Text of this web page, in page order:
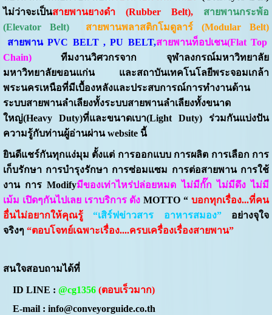
ไม่ว่าจะเป็นสายพานยางดำ (Rubber Belt), สายพานกระพ้อ
(Elevator Belt) สายพานพลาสติกโมดูลาร์ (Modular Belt)
สายพาน PVC BELT , PU BELT,สายพานท็อปเชน(Flat Top
Chain)ทีมงานวิศวกรจาก จุฬาลงกรณ์มหาวิทยาลัย
มหาวิทยาลัยขอนแก่น และสถาบันเทคโนโลยีพระจอมเกล้า
พระนครเหนือที่มีเบื้องหลังและประสบการณ์การทำงานด้าน
ระบบสายพานลำเลียงทั้งระบบสายพานลำเลียงทั้งขนาด
ใหญ่(Heavy Duty)ที่และขนาดเบา(Light Duty) ร่วมกันแบ่งปัน
ความรู้กับท่านผู้อ่านผ่าน website นี้
ยินดีแชร์กันทุกแง่มุม ตั้งแต่ การออกแบบ การผลิต การเลือก การ
เก็บรักษา การบำรุงรักษา การซ่อมแซม การต่อสายพาน การใช้
งาน การ Modifyมีของเท่าไหร่ปล่อยหมด ไม่มีกั๊ก ไม่มีดึง ไม่มี
เม้ม เปิดๆกันไปเลย เราบริการ ดังMOTTO“บอกทุกเรื่อง...ที่คน
อื่นไม่อยากให้คุณรู้
“เสิร์ฟข่าวสาร อาหารสมอง” อย่างจุใจ
จริงๆ “ตอบโจทย์เฉพาะเรื่อง....ครบเครื่องเรื่องสายพาน”
สนใจสอบถามได้ที่
ID LINE : @cg1356 (ตอบเร็วมาก)
E-mail : info@conveyorguide.co.th